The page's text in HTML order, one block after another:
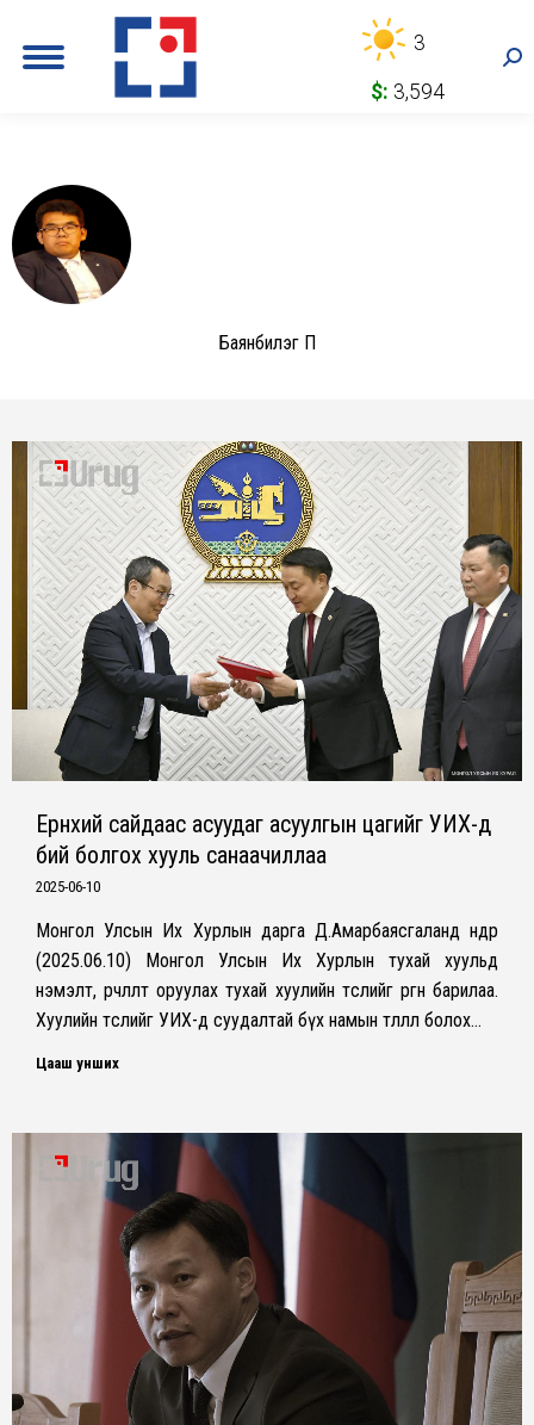
3
$: 3,594
Баянбилэг П
Ерөнхий сайдаас асуудаг асуулгын цагийг УИХ-д
бий болгох хууль санаачиллаа
2025-06-10
Монгол Улсын Их Хурлын дарга Д.Амарбаясгаланд өнөөдөр
(2025.06.10) Монгол Улсын Их Хурлын тухай хуульд
нэмэлт, өөрчлөлт оруулах тухай хуулийн төслийг өргөн барилаа.
Хуулийн төслийг УИХ-д суудалтай бүх намын төлөөлөл болох…
Цааш унших